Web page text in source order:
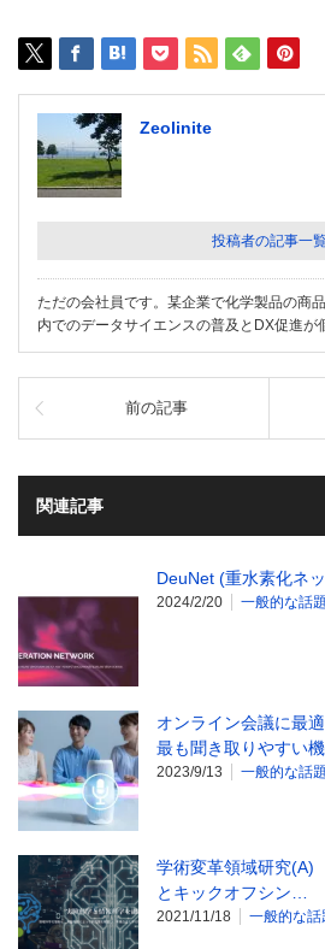
Zeolinite
投稿者の記事一
ただの会社員です。某企業で化学製品の商
内でのデータサイエンスの普及とDX促進が
前の記事
関連記事
DeuNet (重水素化ネ
2024/2/20 一般的な話題
オンライン会議に最
最も聞き取りやすい
2023/9/13 一般的な話題
学術変革領域研究(A)
とキックオフシン…
2021/11/18 一般的な話